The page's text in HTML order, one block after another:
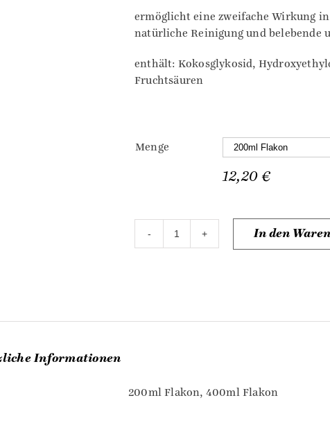
ermöglicht eine zweifache Wirkung
natürliche Reinigung und belebende
enthält: Kokosglykosid,
Fruchtsäuren
Menge
12,20€
REINIGUNGSMILCH
Menge
In den
Informationen
200ml Flakon, 400ml Flakon